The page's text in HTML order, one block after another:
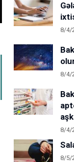
8/4/
8/4/
8/4/
8/5/